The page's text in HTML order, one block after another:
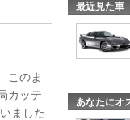
このま
カッテ
ました
最近見た車
あなたにオ